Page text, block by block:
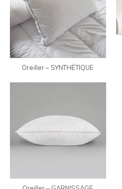
Oreiller – SYNTHÉTIQUE